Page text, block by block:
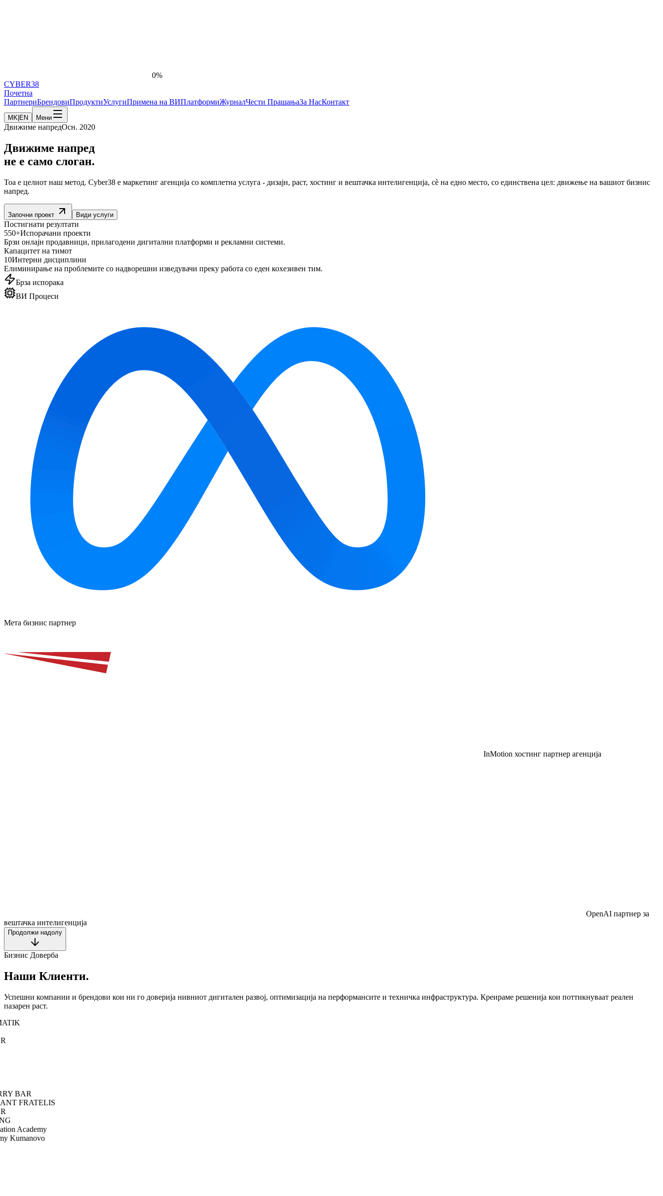
0%
CYBER38
Почетна
ПартнериБрендовиПродуктиУслугиПримена на ВИПлатформиЖурналЧести ПрашањаЗа НасКонтакт
MK EN Мени
Движиме напредОсн. 2020
Движиме напред
не е само слоган.
Тоа е целиот наш метод. Cyber38 е маркетинг агенција со комплетна услуга - дизајн, раст, хостинг и вештачка интелигенција, сè на едно место, со единствена цел: движење на вашиот бизнис
напред.
Започни проект Види услуги
Постигнати резултати
550+Испорачани проекти
Брзи онлајн продавници, прилагодени дигитални платформи и рекламни системи.
Капацитет на тимот
10Интерни дисциплини
Елиминирање на проблемите со надворешни изведувачи преку работа со еден кохезивен тим.
Брза испорака
ВИ Процеси
Мета бизнис партнер
InMotion хостинг партнер агенција
OpenAI партнер за
вештачка интелигенција
Продолжи надолу
Бизнис Доверба
Наши Клиенти.
Успешни компании и брендови кои ни го доверија нивниот дигитален развој, оптимизација на перформансите и техничка инфраструктура. Креираме решенија кои поттикнуваат реален
пазарен раст.
BAR
FRATELIS
Academy
Kumanovo